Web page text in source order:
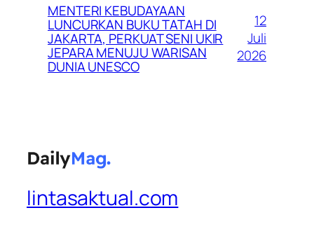
MENTERI KEBUDAYAAN
LUNCURKAN BUKU TATAH DI
JAKARTA, PERKUAT SENI UKIR
JEPARA MENUJU WARISAN
DUNIA UNESCO
12
Juli
2026
lintasaktual.com